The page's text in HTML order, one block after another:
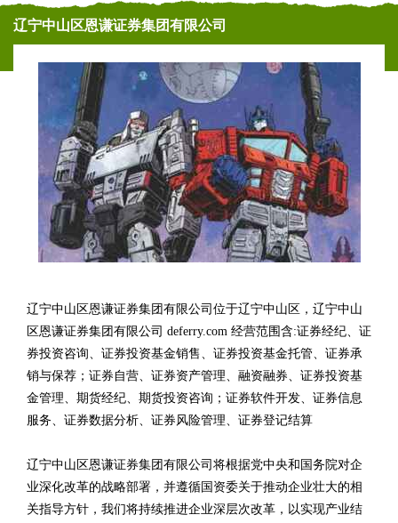
辽宁中山区恩谦证券集团有限公司
辽宁中山区恩谦证券集团有限公司位于辽宁中山区，辽宁中山
区恩谦证券集团有限公司 deferry.com 经营范围含:证券经纪、证
券投资咨询、证券投资基金销售、证券投资基金托管、证券承
销与保荐；证券自营、证券资产管理、融资融券、证券投资基
金管理、期货经纪、期货投资咨询；证券软件开发、证券信息
服务、证券数据分析、证券风险管理、证券登记结算
辽宁中山区恩谦证券集团有限公司将根据党中央和国务院对企
业深化改革的战略部署，并遵循国资委关于推动企业壮大的相
关指导方针，我们将持续推进企业深层次改革，以实现产业结